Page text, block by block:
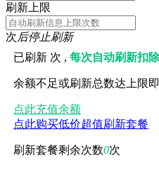
刷新上限
次后停止刷新
已刷新 次 ,每次自动刷新扣
余额不足或刷新总数达上限
点此充值余额
点此购买低价超值刷新套餐
刷新套餐剩余次数0次